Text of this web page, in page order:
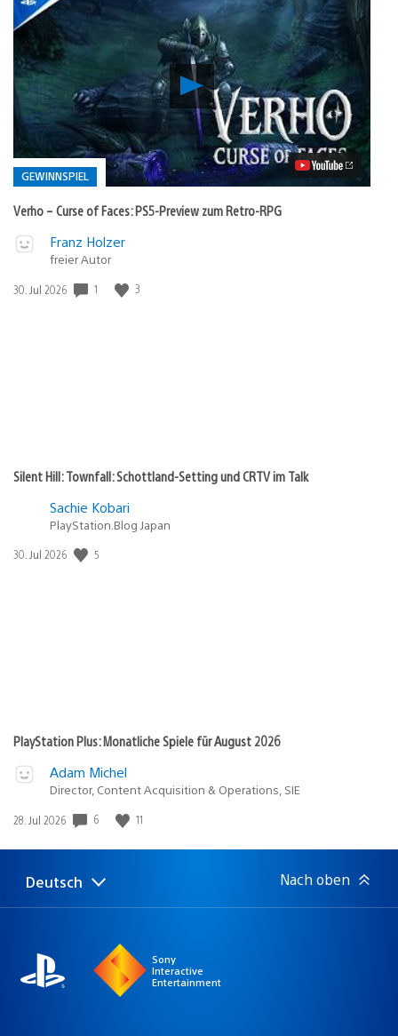
Verho
–
Curse
of
Faces:
PS5-
Preview
zum
Retro-
GEWINNSPIEL
Verho – Curse of Faces: PS5-Preview zum Retro-RPG
Veröffentlicht
Gewinnspiel
Franz Holzer
freier Autor
Veröffentlichungsdatum:
30. Jul 2026 1 3
Silent Hill: Townfall: Schottland-Setting und CRTV im Talk
Sachie Kobari
PlayStation.Blog Japan
Veröffentlichungsdatum:
30. Jul 2026 5
PlayStation Plus: Monatliche Spiele für August 2026
Adam Michel
Director, Content Acquisition & Operations, SIE
Veröffentlichungsdatum:
28. Jul 2026 6 11
Select
a
Aktuelle
Region:
Deutsch Nach oben
Sony
Interactive
Entertainment